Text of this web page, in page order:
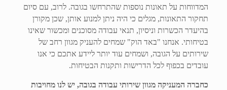
המדווחות על תאונות נוספות שהתרחשו בגובה. לרוב, עם סיום
תחקור התאונות, מגלים כי היה ניתן למנוע אותן, שכן מקורן
בהיעדר הכשרות וניסיון, תנאי עבודה מסוכנים ומכשור שאינו
בטיחותי. אנחנו "באד הוק" שמחים להעניק מגוון רחב של
שירותים על הגובה, ושמחים עוד יותר ליידע אתכם כי אנו
עובדים בכפוף לכל הדרישות ותקנות הבטיחות.
כחברה המעניקה מגוון שירותי עבודה בגובה, יש לנו מחויבות